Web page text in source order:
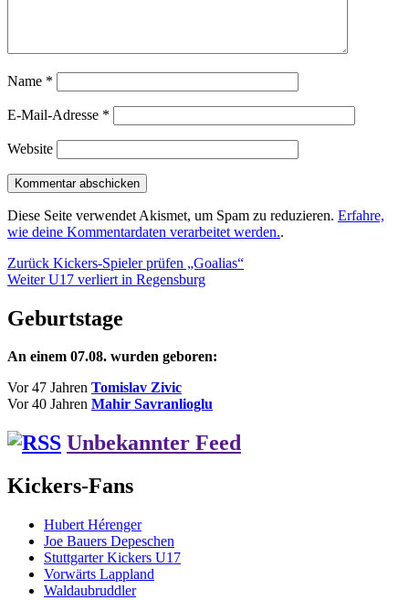
Name *
E-Mail-Adresse *
Website
Diese Seite verwendet Akismet, um Spam zu reduzieren. Erfahre,
wie deine Kommentardaten verarbeitet werden..
Beitragsnavigation
Zurück Vorheriger
Beitrag:
Kickers-Spieler prüfen „Goalias“
Weiter Nächster
U17 verliert in Regensburg
Geburtstage
An einem 07.08. wurden geboren:
Vor 47 Jahren Tomislav Zivic
Vor 40 Jahren Mahir Savranlioglu
Unbekannter Feed
Kickers-Fans
Hubert Hérenger
Joe Bauers Depeschen
Stuttgarter Kickers U17
Vorwärts Lappland
Waldaubruddler